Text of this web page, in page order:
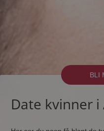
BLI
Date kvinner i